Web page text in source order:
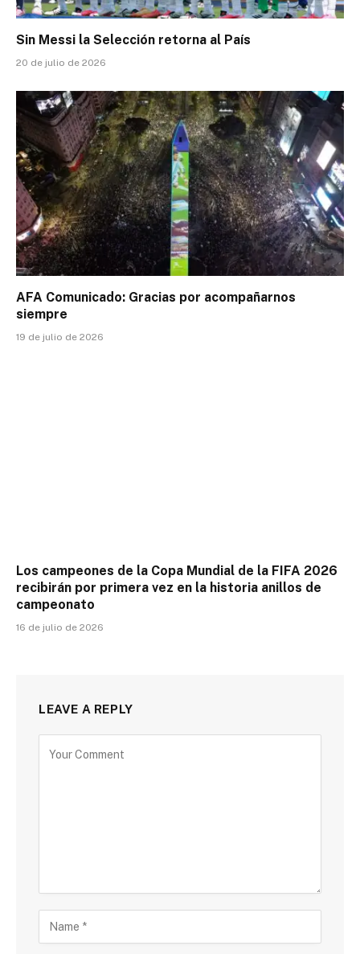
Sin Messi la Selección retorna al País
20 de julio de 2026
AFA Comunicado: Gracias por acompañarnos
siempre
19 de julio de 2026
Los campeones de la Copa Mundial de la FIFA 2026
recibirán por primera vez en la historia anillos de
campeonato
16 de julio de 2026
LEAVE A REPLY